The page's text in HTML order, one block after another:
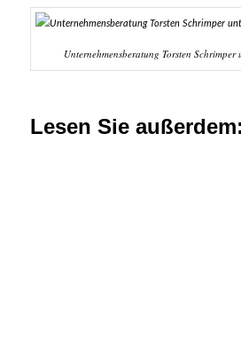
Unternehmensberatung Torsten Schrimper
Lesen Sie außerdem: